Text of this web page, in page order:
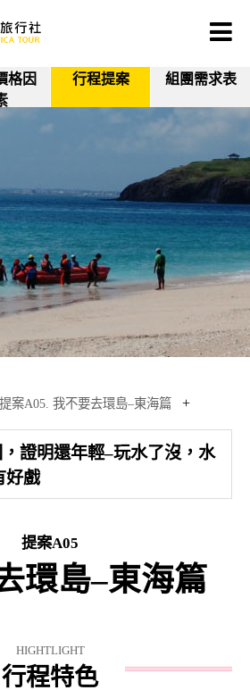
格因
行程提案 組團需求表
提案A05. 我不要去環島–東海篇 +
證明還年輕–玩水了沒，水
好戲
提案A05
環島–東海篇
HIGHTLIGHT
行程特色